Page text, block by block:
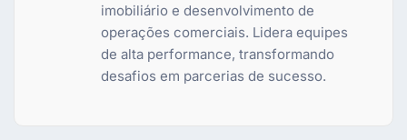
imobiliário e desenvolvimento de
operações comerciais. Lidera equipes
de alta performance, transformando
desafios em parcerias de sucesso.